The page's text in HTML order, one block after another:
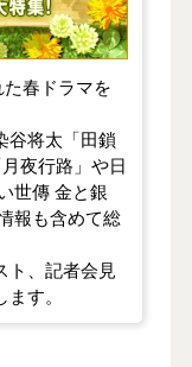
春ドラマを
谷将太「田鎖
夜行路」や日
世傳 金と銀
報も含めて総
ト、記者会見
す。